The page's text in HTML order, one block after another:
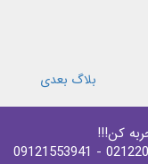
بلاگ بعدی
کن!!!
- 09121553941